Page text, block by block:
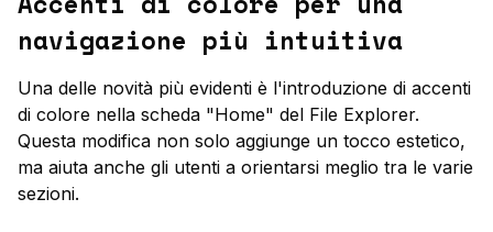
navigazione più intuitiva
Una delle novità più evidenti è l'introduzione di accenti
di colore nella scheda "Home" del File Explorer.
Questa modifica non solo aggiunge un tocco estetico,
ma aiuta anche gli utenti a orientarsi meglio tra le varie
sezioni.